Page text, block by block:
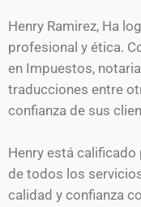
Henry Ramirez, Ha
profesional y ética.
en Impuestos,
traducciones entre
confianza de sus
Henry está
de todos los
calidad y confianza